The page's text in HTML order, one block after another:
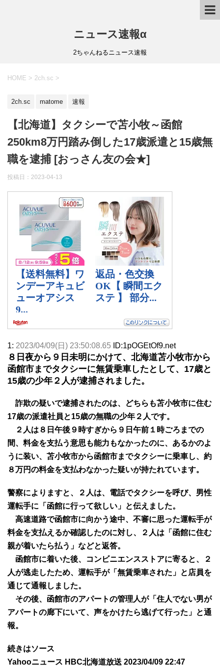
ニュース速報α
2ちゃんねるニュース速報
HOME > 2ch.sc >
2ch.sc matome 速報
【北海道】タクシーで苫小牧～函館
250km8万円踏み倒した17歳派遣と15歳無
職を逮捕 [おっさん友の会★]
投稿日： 2023-04-13
1: 2023/04/09(日) 23:50:08.65 ID:1pOGEtOf9.net
８日夜から９日未明にかけて、北海道苫小牧市から
函館市までタクシーに無賃乗車したとして、17歳と
15歳の少年２人が逮捕されました。
詐欺の疑いで逮捕されたのは、どちらも苫小牧市に住む
17歳の派遣社員と15歳の無職の少年２人です。
２人は８日午後９時すぎから９日午前１時ごろまでの
間、料金を支払う意思も能力もなかったのに、あるかのよ
うに装い、苫小牧市から函館市までタクシーに乗車し、約
８万円の料金を支払わなかった疑いが持たれています。
警察によりますと、２人は、電話でタクシーを呼び、男性
運転手に「函館に行って欲しい」と伝えました。
高速道路で函館市に向かう途中、不審に思った運転手が
料金を支払えるか確認したのに対し、２人は「函館に住む
親が着いたら払う」などと返答。
函館市に着いた後、コンビニエンスストアに寄ると、２
人が逃走したため、運転手が「無賃乗車された」と店員を
通じて通報しました。
その後、函館市のアパートの管理人が「住人でない男が
アパートの廊下にいて、声をかけたら逃げて行った」と通
報。
続きはソース
Yahooニュース HBC北海道放送 2023/04/09 22:47